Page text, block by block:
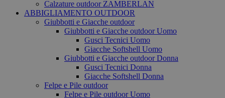
Calzature outdoor ZAMBERLAN
ABBIGLIAMENTO OUTDOOR
Giubbotti e Giacche outdoor
Giubbotti e Giacche outdoor Uomo
Gusci Tecnici Uomo
Giacche Softshell Uomo
Giubbotti e Giacche outdoor Donna
Gusci Tecnici Donna
Giacche Softshell Donna
Felpe e Pile outdoor
Felpe e Pile outdoor Uomo